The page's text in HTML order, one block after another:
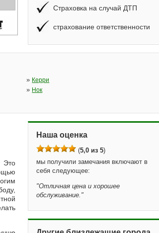
Страховка на случай ДТП
страхование ответственности
» Керри
» Нок
Это
Наша оценка
(5,0 из 5)
мы получили замечания включают в
себя следующее:
"Отличная цена и хорошее
обслуживание. "